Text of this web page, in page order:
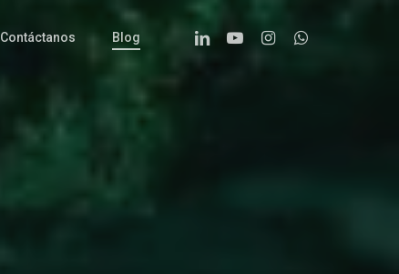
Contáctanos Blog LinkedinYoutubeInstagramWhatsapp